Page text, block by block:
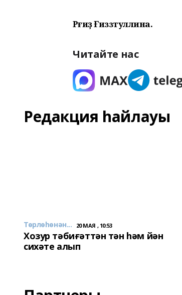
Рәғиҙә Ғиззәтуллина.
Читайте нас
Редакция һайлауы
Төрлөһөнән... 20 МАЯ , 10:53
Хозур тәбиғәттән тән һәм йән
сихәте алып